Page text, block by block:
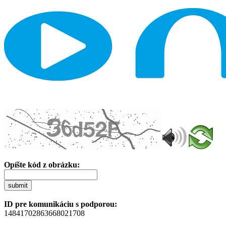
Opíšte kód z obrázku:
submit
ID pre komunikáciu s podporou:
14841702863668021708